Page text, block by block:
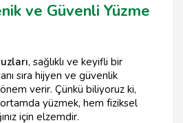
ve Güvenli Yüzme
, sağlıklı ve keyifli bir
sıra hijyen ve güvenlik
verir. Çünkü biliyoruz ki,
yüzmek, hem fiziksel
için elzemdir.